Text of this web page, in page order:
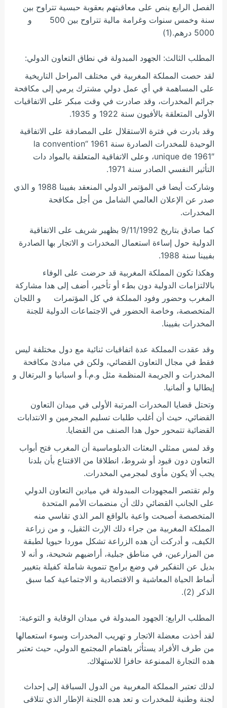
الفصل الرابع ينص على معاقبتهم بعقوبة حبسية تتراوح بين
سنة وخمس سنوات وغرامة مالية تتراوح بين 500 و
5000 درهم.(1)
المطلب الثالث: الجهود المبدولة في نطاق التعاون الدولي:
لقد حصت المملكة المغربية في مختلف المراحل التاريخية
على المساهمة في أي عمل دولي مشترك يرمي إلى مكافحة
جرائم المخدرات، وقد صادرت في وقت مبكر على الاتفاقيات
الأولى المتعلقة بالأفيون سنة 1922 و 1935.
وقد بادرت في فترة الاستقلال على المصادقة على الاتفاقية
الوحيدة للمخدرات الصادرة سنة 1961 “la convention
unique de 1961″، وعلى الاتفاقية المتعلقة بالمواد دات
التأثير النفسي الصادر سنة 1971.
وشاركت أيضا في المؤتمر الدولي المنعقد بفيينا 1988 و الذي
صدر عن الإعلان العالمي الشامل من أجل مكافحة
المخدرات.
كما صادق بتاريخ 9/11/1992 بظهير شريف على الاتفاقية
الدولية حول إساءة استعمال المخدرات و الاتجار بها الصادرة
بفيينا سنة 1988.
وهكذا تكون المملكة المغربية قد حرضت على الوفاء
بالالتزامات الدولية دون بطء أو تأخير، أضف إلى هدا مشاركة
المغرب وحضور وفود المملكة في كل المؤتمرات و اللجان
المتخصصة، وخاصة الحضور في الاجتماعات الدولية للجنة
المخدرات بفيينا.
وقد عقدت المملكة عدة اتفاقيات ثنائية مع دول مختلفة ليس
فقط في مجال التعاون القضائي، ولكن في مبادئ مكافحة
المخدرات و الجريمة المنظمة مثل و.م.أ و اسبانيا و البرتغال و
إيطاليا و ألمانيا.
وتحتل قضايا المخدرات المرتبة الأولى في ميدان التعاون
القضائي، حيث أن أغلب طلبات تسليم المجرمين و الانتدابات
القضائية تتمحور حول هدا الصنف من القضايا.
وقد لمس ممثلي البعثات الدبلوماسية أن المغرب فتح أبواب
التعاون دون قيود أو شروط، انطلاقا من الاقتناع بأن بلدنا
يجب ألا يكون مأوى لمجرمي المخدرات.
ولم تقتصر المجهودات المبدولة في ميادين التعاون الدولي
على الجانب القضائي دلك أن منضمات الأمم المتحدة
المتخصصة أصبحت واعية بالواقع المر الذي تقاسي منه
المملكة المغربية من جراء دلك الإرث الثقيل، و من زراعة
الكيف، و أدركت أن هده الزراعة تشكل موردا حيويا لطبقة
من المزارعين، في مناطق جبلية، أراضيهم شحيحة، و أنه لا
بديل عن التفكير في وضع برامج تنموية شاملة كفيلة بتغيير
أنماط الحياة المعاشية و الاقتصادية و الاجتماعية كما سبق
الذكر (2).
المطلب الرابع: الجهود المبدولة في ميدان الوقاية و التوعية:
لقد أخذت معضلة الاتجار و تهريب المخدرات وسوء استعمالها
من طرف الأفراد يستأثر باهتمام المجتمع الدولي، حيث تعتبر
هده التجارة الممنوعة حافزا للاستهلاك.
لدلك تعتبر المملكة المغربية من الدول السباقة إلى إحداث
لجنة وطنية للمخدرات و تعد هده اللجنة الإطار الذي تتلاقى